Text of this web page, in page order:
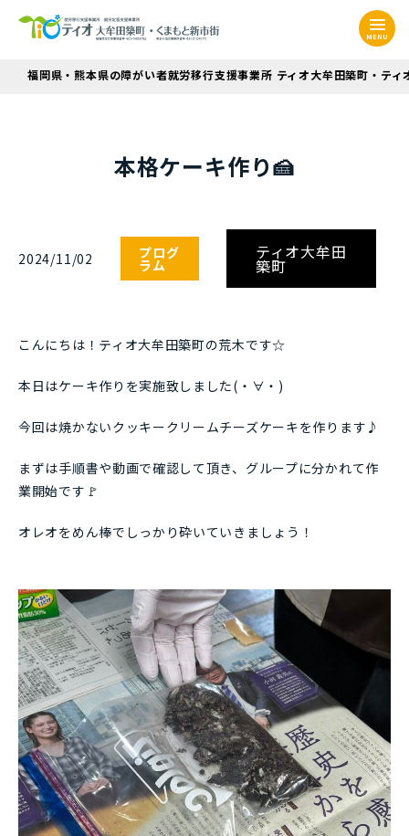
MENU
福岡県・熊本県の障がい者就労移行支援事業所 ティオ大牟田築町・ティ
本格ケーキ作り🍰
2024/11/02 プログ
ラム
ティオ大牟田
築町
こんにちは！ティオ大牟田築町の荒木です☆
本日はケーキ作りを実施致しました(・∀・)
今回は焼かないクッキークリームチーズケーキを作ります♪
まずは手順書や動画で確認して頂き、グループに分かれて作
業開始です🚩
オレオをめん棒でしっかり砕いていきましょう！